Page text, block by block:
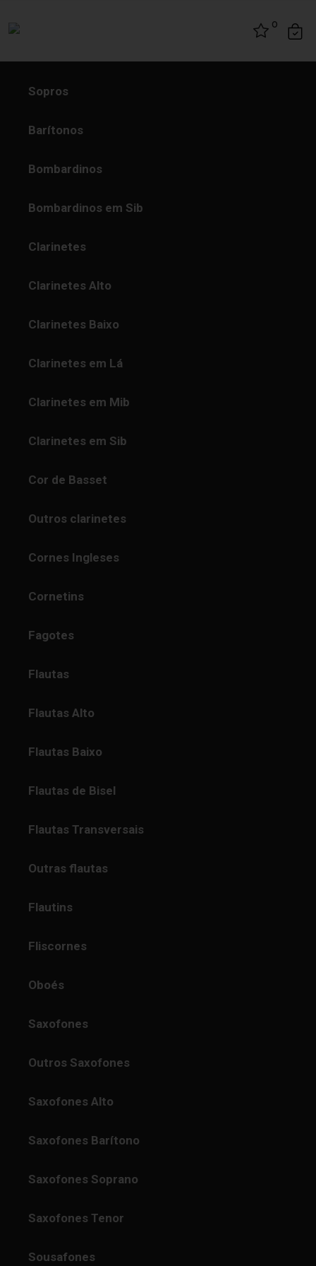
0
Sopros
Barítonos
Bombardinos
Bombardinos em Sib
Clarinetes
Clarinetes Alto
Clarinetes Baixo
Clarinetes em Lá
Clarinetes em Mib
Clarinetes em Sib
Cor de Basset
Outros clarinetes
Cornes Ingleses
Cornetins
Fagotes
Flautas
Flautas Alto
Flautas Baixo
Flautas de Bisel
Flautas Transversais
Outras flautas
Flautins
Fliscornes
Oboés
Saxofones
Outros Saxofones
Saxofones Alto
Saxofones Barítono
Saxofones Soprano
Saxofones Tenor
Sousafones